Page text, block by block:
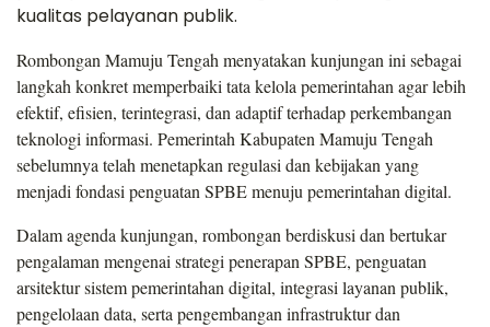
kualitas pelayanan publik.
Rombongan Mamuju Tengah menyatakan kunjungan ini sebagai
langkah konkret memperbaiki tata kelola pemerintahan agar lebih
efektif, efisien, terintegrasi, dan adaptif terhadap perkembangan
teknologi informasi. Pemerintah Kabupaten Mamuju Tengah
sebelumnya telah menetapkan regulasi dan kebijakan yang
menjadi fondasi penguatan SPBE menuju pemerintahan digital.
Dalam agenda kunjungan, rombongan berdiskusi dan bertukar
pengalaman mengenai strategi penerapan SPBE, penguatan
arsitektur sistem pemerintahan digital, integrasi layanan publik,
pengelolaan data, serta pengembangan infrastruktur dan